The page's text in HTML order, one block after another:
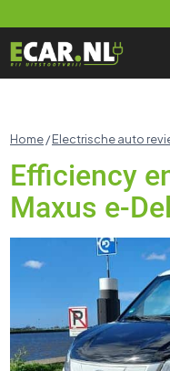
naar
inhoud
Home/Electrische auto
Efficiency
Maxus e-